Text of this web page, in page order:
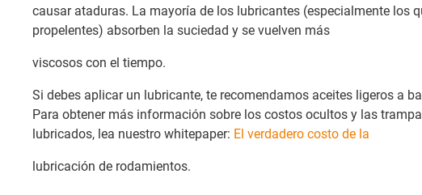
causar ataduras. La mayoría de los lubricantes (especialmente los
propelentes) absorben la suciedad y se vuelven más
viscosos con el tiempo.
Si debes aplicar un lubricante, te recomendamos aceites ligeros a
Para obtener más información sobre los costos ocultos y las
lubricados, lea nuestro whitepaper: El verdadero costo de la
lubricación de rodamientos.